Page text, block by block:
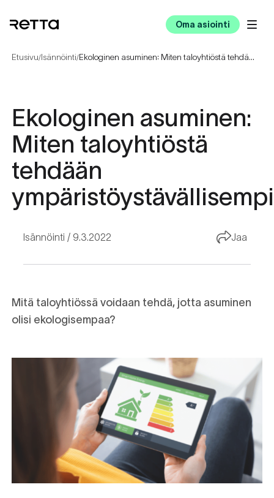
Oma asiointi
Etusivu/Isännöinti/ Ekologinen asuminen: Miten taloyhtiöstä tehdään ympäristöystävällisempi?
Ekologinen asuminen:
Miten taloyhtiöstä
tehdään
Isännöinti 9.3.2022 Jaa
Mitä taloyhtiössä voidaan tehdä, jotta asuminen
olisi ekologisempaa?